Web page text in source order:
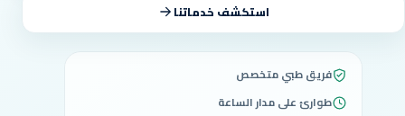
استكشف خدماتنا
فريق طبي متخصص
طوارئ على مدار الساعة